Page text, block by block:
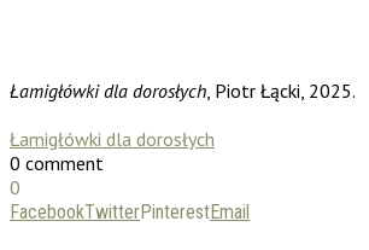
Łamigłówki dla dorosłych , Piotr Łącki, 2025.
Łamigłówki dla dorosłych
0 comment
0
FacebookTwitterPinterestEmail